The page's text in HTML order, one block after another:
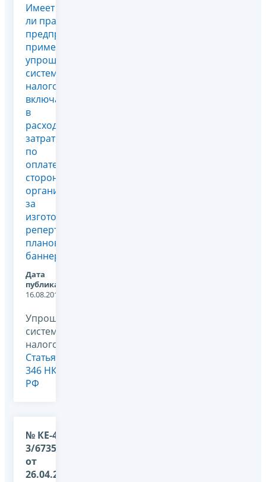
Имеет
ли право
предприятие,
применяющее
упрощенную
систему
налогообложения,
включать
в
расходы
затраты
по
оплате
сторонним
организациям
за
изготовление:
репертуарных
планов,
баннер...
Дата
публикации:
16.08.2011
Упрощенная
система
налогообложения,
Статья
346 НК
РФ
№ КЕ-4-
3/6735@
от
26.04.2011